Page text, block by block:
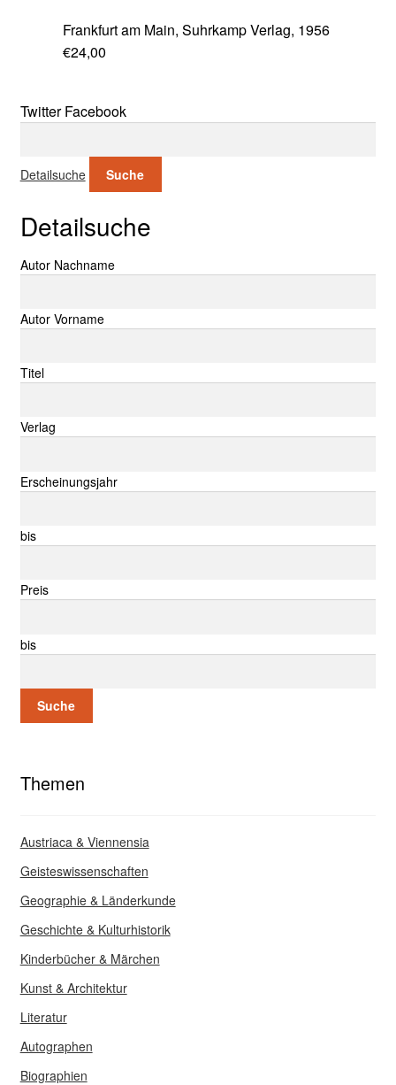
Frankfurt am Main, Suhrkamp Verlag, 1956
€24,00
Twitter Facebook
Detailsuche Suche
Detailsuche
Suche nach:
Autor Nachname
Autor Vorname
Titel
Verlag
Erscheinungsjahr
bis
Preis
bis
Suche
Themen
Austriaca & Viennensia
Geisteswissenschaften
Geographie & Länderkunde
Geschichte & Kulturhistorik
Kinderbücher & Märchen
Kunst & Architektur
Literatur
Autographen
Biographien